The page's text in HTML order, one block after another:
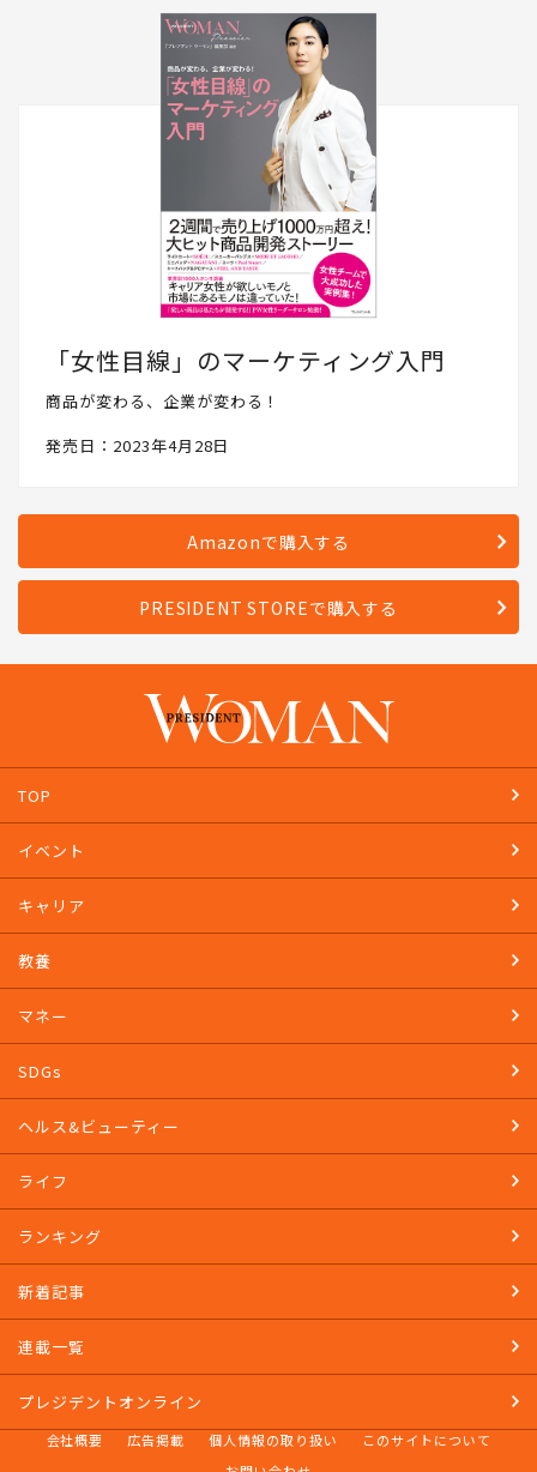
「女性目線」のマーケティング入門
商品が変わる、企業が変わる！
発売日：2023年4月28日
Amazonで購入する
PRESIDENT STOREで購入する
TOP
イベント
キャリア
教養
マネー
SDGs
ヘルス&ビューティー
ライフ
ランキング
新着記事
連載一覧
プレジデントオンライン
会社概要 広告掲載 個人情報の取り扱い
このサイトについて